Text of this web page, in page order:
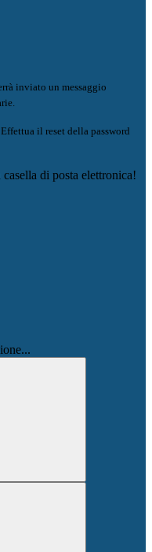
inviato un messaggio
il reset della password
di posta elettronica!